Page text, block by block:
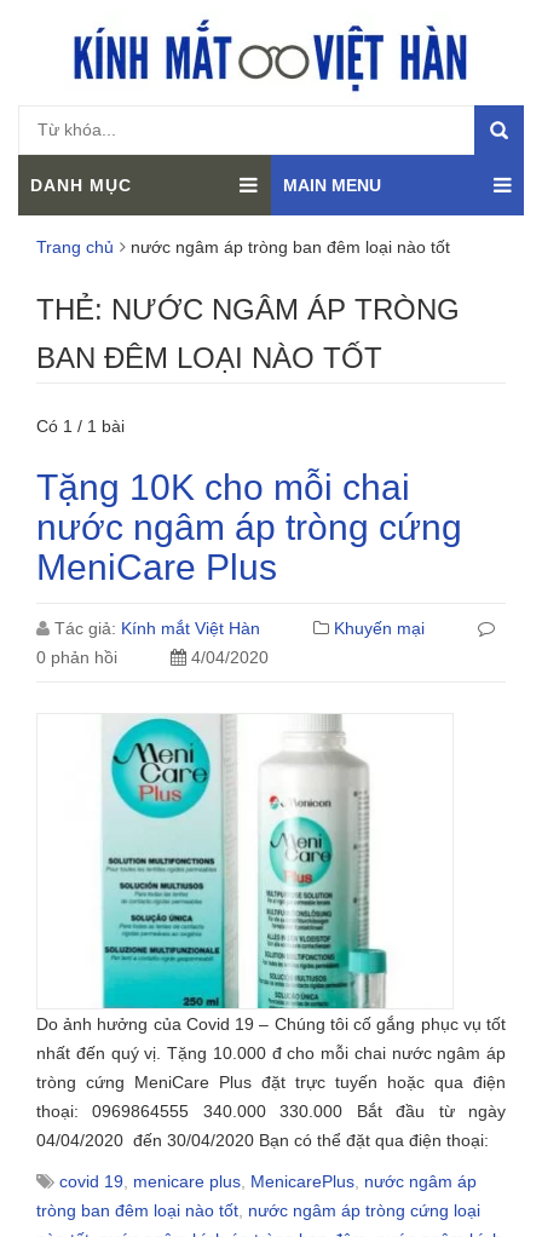
DANH MỤC MAIN MENU
Trang chủ nước ngâm áp tròng ban đêm loại nào tốt
THẺ: NƯỚC NGÂM ÁP TRÒNG
BAN ĐÊM LOẠI NÀO TỐT
Có 1 / 1 bài
Tặng 10K cho mỗi chai
nước ngâm áp tròng cứng
MeniCare Plus
Tác giả: Kính mắt Việt Hàn
Khuyến mại
0 phản hồi
4/04/2020
Do ảnh hưởng của Covid 19 – Chúng tôi cố gắng phục vụ tốt
nhất đến quý vị. Tặng 10.000 đ cho mỗi chai nước ngâm áp
tròng cứng MeniCare Plus đặt trực tuyến hoặc qua điện
thoại: 0969864555 340.000 330.000 Bắt đầu từ ngày
04/04/2020 đến 30/04/2020 Bạn có thể đặt qua điện thoại:
covid 19 menicare plus MenicarePlus nước ngâm áp
tròng ban đêm loại nào tốt nước ngâm áp tròng cứng loại